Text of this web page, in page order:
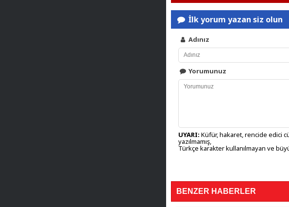
İlk yorum yazan siz olun
Adınız
Yorumunuz
UYARI: Küfür, hakaret, rencide edici
yazılmamış,
Türkçe karakter kullanılmayan ve
BENZER HABERLER